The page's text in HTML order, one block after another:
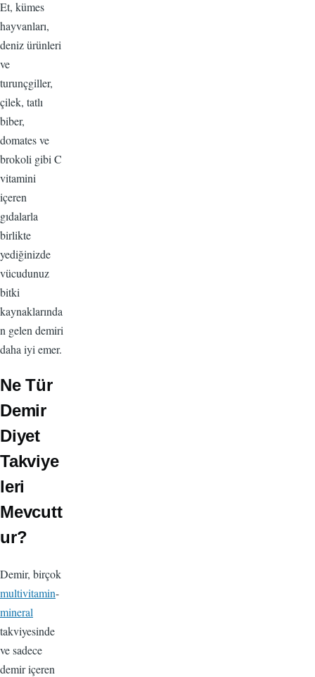
Et, kümes
hayvanları,
deniz ürünleri
ve
turunçgiller,
çilek, tatlı
biber,
domates ve
brokoli gibi C
vitamini
içeren
gıdalarla
birlikte
yediğinizde
vücudunuz
bitki
kaynaklarında
n gelen demiri
daha iyi emer.
Ne Tür
Demir
Diyet
Takviye
leri
Mevcutt
ur?
Demir, birçok
multivitamin-
mineral
takviyesinde
ve sadece
demir içeren